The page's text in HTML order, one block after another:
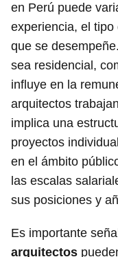
en Perú puede
experiencia, el tipo
que se
sea residencial,
influye en la
arquitectos
implica una
proyectos
en el ámbito
las escalas
sus posiciones y
Es importante
arquitectos